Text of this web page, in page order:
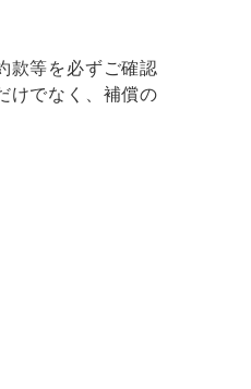
款等を必ずご確認
けでなく、補償の